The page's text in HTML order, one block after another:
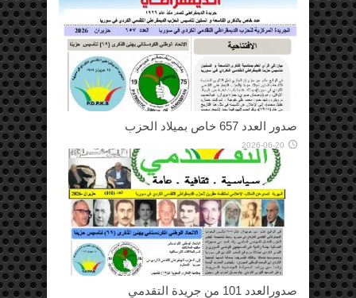
صدور العدد 657 خاص بميلاد الحزب
2026-06-20
صدورالعدد 101 من جريدة التقدمي